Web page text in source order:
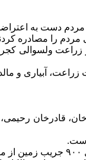
مردم دست به
ولسوالی
قادرخان
است.